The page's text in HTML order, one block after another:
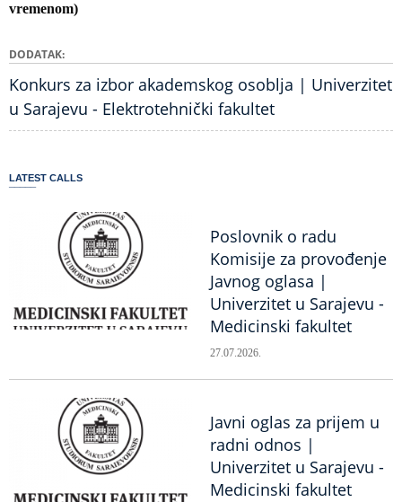
vremenom)
DODATAK
Konkurs za izbor akademskog osoblja | Univerzitet
u Sarajevu - Elektrotehnički fakultet
LATEST CALLS
Poslovnik o radu
Komisije za provođenje
Javnog oglasa |
Univerzitet u Sarajevu -
Medicinski fakultet
27.07.2026.
Javni oglas za prijem u
radni odnos |
Univerzitet u Sarajevu -
Medicinski fakultet